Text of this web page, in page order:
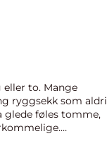
to. Mange
ryggsekk som aldri
glede føles tomme,